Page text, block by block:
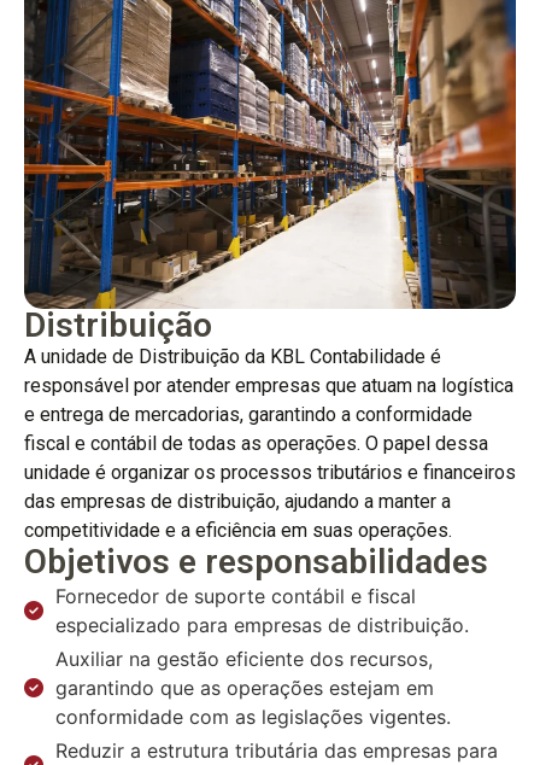
Distribuição
A unidade de Distribuição da KBL Contabilidade é
responsável por atender empresas que atuam na logística
e entrega de mercadorias, garantindo a conformidade
fiscal e contábil de todas as operações. O papel dessa
unidade é organizar os processos tributários e financeiros
das empresas de distribuição, ajudando a manter a
competitividade e a eficiência em suas operações.
Objetivos e responsabilidades
Fornecedor de suporte contábil e fiscal
especializado para empresas de distribuição.
Auxiliar na gestão eficiente dos recursos,
garantindo que as operações estejam em
conformidade com as legislações vigentes.
Reduzir a estrutura tributária das empresas para